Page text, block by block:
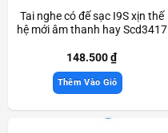
Tai nghe có đế sạc I9S xịn thế
hệ mới âm thanh hay Scd3417
148.500₫
Thêm Vào Giỏ